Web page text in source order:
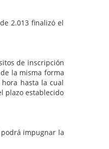
2.013 finalizó el
de inscripción
la misma forma
hasta la cual
plazo establecido
impugnar la